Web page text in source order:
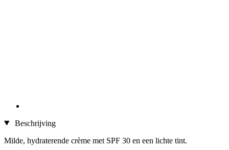
Beschrijving
Milde, hydraterende crème met SPF 30 en een lichte tint.